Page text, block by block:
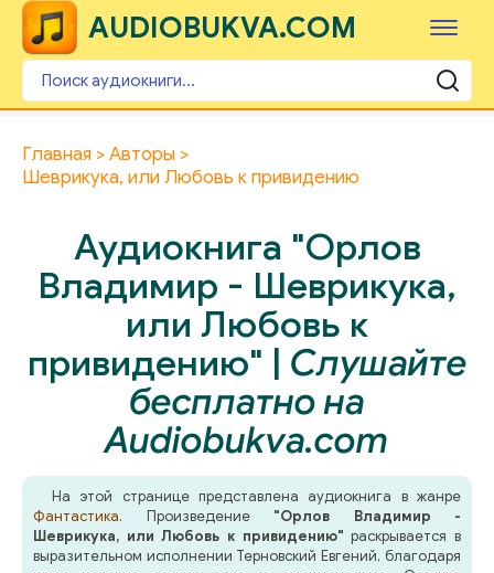
AUDIOBUKVA.COM
Главная
Авторы
Шеврикука, или Любовь к привидению
Аудиокнига "Орлов
Владимир - Шеврикука,
или Любовь к
привидению" | Слушайте
бесплатно на
Audiobukva.com
На этой странице представлена аудиокнига в жанре
Фантастика. Произведение "Орлов Владимир -
Шеврикука, или Любовь к привидению" раскрывается в
выразительном исполнении Терновский Евгений, благодаря